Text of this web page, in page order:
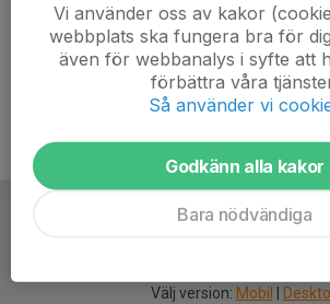
Välj version: Mobil
Vi använder oss av kakor
webbplats ska fungera bra för
även för webbanalys i syfte att
förbättra våra
Så använder vi
Godkänn alla kakor
Bara nödvändiga